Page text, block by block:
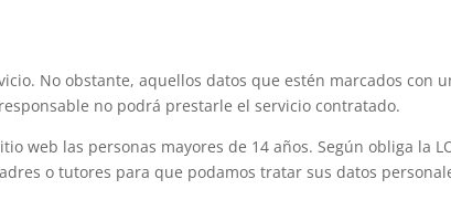
No obstante, aquellos datos que estén marcados con
no podrá prestarle el servicio contratado.
las personas mayores de 14 años. Según obliga la
o tutores para que podamos tratar sus datos